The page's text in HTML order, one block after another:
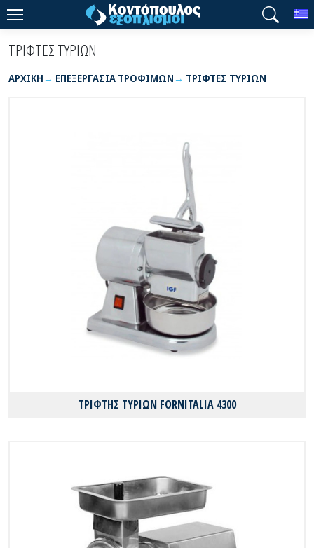
ΤΡΙΦΤΕΣ ΤΥΡΙΩΝ
ΑΡΧΙΚΉ ΕΠΕΞΕΡΓΑΣΙΑ ΤΡΟΦΙΜΩΝ ΤΡΙΦΤΕΣ ΤΥΡΙΩΝ
ΤΡΙΦΤΗΣ ΤΥΡΙΩΝ FORNITALIA 4300